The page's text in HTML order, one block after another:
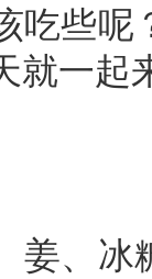
吃些
就一起
、冰